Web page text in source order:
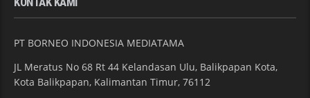
PT BORNEO INDONESIA MEDIATAMA
JL Meratus No 68 Rt 44 Kelandasan Ulu, Balikpapan Kota,
Kota Balikpapan, Kalimantan Timur, 76112